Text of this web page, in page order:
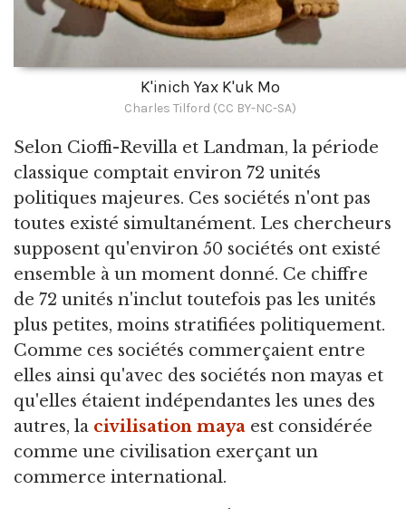
K'inich Yax K'uk Mo
Charles Tilford (CC BY-NC-SA)
Selon Cioffi-Revilla et Landman, la période
classique comptait environ 72 unités
politiques majeures. Ces sociétés n'ont pas
toutes existé simultanément. Les chercheurs
supposent qu'environ 50 sociétés ont existé
ensemble à un moment donné. Ce chiffre
de 72 unités n'inclut toutefois pas les unités
plus petites, moins stratifiées politiquement.
Comme ces sociétés commerçaient entre
elles ainsi qu'avec des sociétés non mayas et
qu'elles étaient indépendantes les unes des
autres, la civilisation maya est considérée
comme une civilisation exerçant un
commerce international.